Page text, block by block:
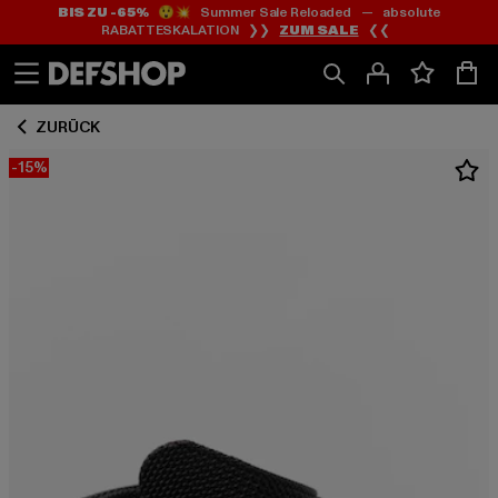
Zum
Inhalt
springen
Zum
Fußzeile
springen
BIS ZU -65%😲💥 Summer Sale Reloaded — absolute
RABATTESKALATION ❯❯ ZUM SALE ❮❮
ZURÜCK
-15%